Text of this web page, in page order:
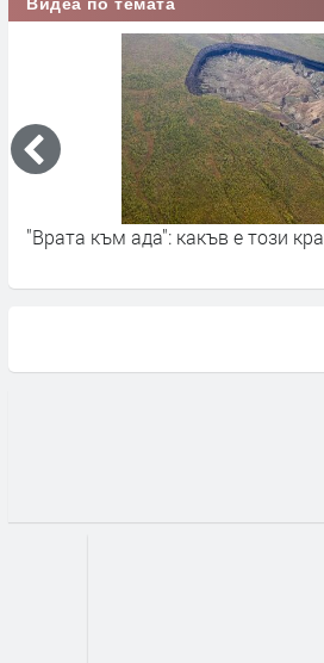
В Белград: побой,